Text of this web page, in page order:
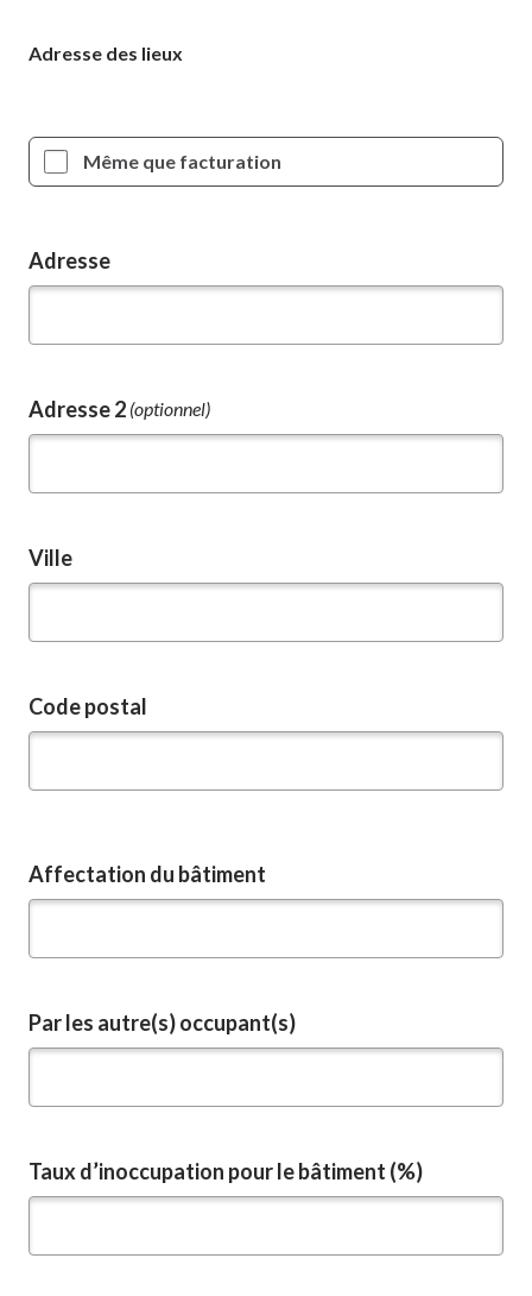
Adresse des lieux
Même que facturation
Adresse
Adresse
Adresse 2 (optionnel)
Ville
Code postal
Affectation du bâtiment
Par les autre(s) occupant(s)
Taux d’inoccupation pour le bâtiment (%)